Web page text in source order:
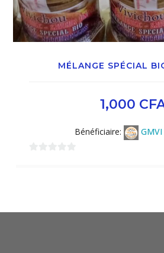
MÉLANGE SPÉCIAL
1,000
Bénéficiaire: GMVI